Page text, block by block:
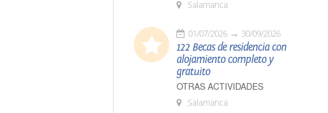
Salamanca
01/07/2026 30/09/2026
122 Becas de residencia con
alojamiento completo y
gratuito
OTRAS ACTIVIDADES
Salamanca